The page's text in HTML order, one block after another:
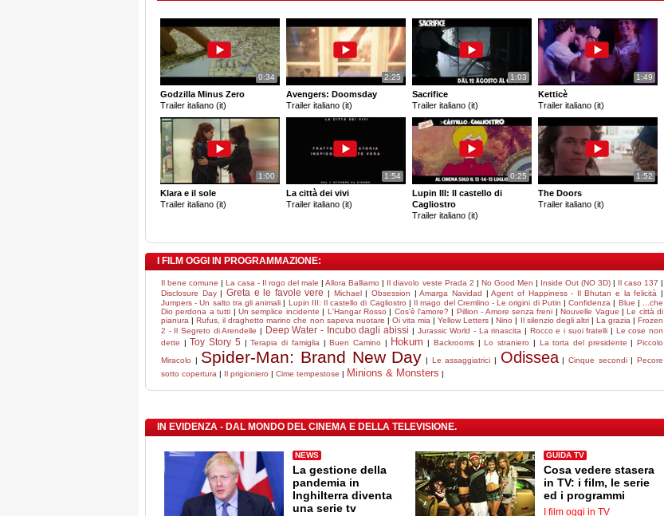
0:34
Godzilla Minus Zero
Trailer italiano (it)
2:25
Avengers: Doomsday
Trailer italiano (it)
1:03
Sacrifice
Trailer italiano (it)
1:49
Ketticè
Trailer italiano (it)
1:00
Klara e il sole
Trailer italiano (it)
1:54
La città dei vivi
Trailer italiano (it)
0:25
Lupin III: Il castello di
Cagliostro
Trailer italiano (it)
1:52
The Doors
Trailer italiano (it)
I FILM OGGI IN PROGRAMMAZIONE:
Il bene comune |La casa - Il rogo del male |Allora Balliamo | Il diavolo veste Prada 2 | No Good Men | Inside Out (NO 3D)| Il caso 137 |
Disclosure Day| Greta e le favole vere | Michael|Obsession |Amarga Navidad |Agent of Happiness - Il Bhutan e la felicità |
Jumpers - Un salto tra gli animali | Lupin III: Il castello di Cagliostro | Il mago del Cremlino - Le origini di Putin |Confidenza | Blue |
...che
Dio perdona a tutti | Un semplice incidente | L'Hangar Rosso | Cos'è l'amore? | Pillion - Amore senza freni |Nouvelle Vague |Le città di
pianura |Rufus, il draghetto marino che non sapeva nuotare | Oi vita mia |Yellow Letters |Nino | Il silenzio degli altri| La grazia |Frozen
2 - Il Segreto di Arendelle | Deep Water - Incubo dagli abissi | Jurassic World - La rinascita | Rocco e i suoi fratelli | Le cose non
dette | Toy Story 5 |Terapia di famiglia |Buen Camino | Hokum | Backrooms|Lo straniero | La torta del presidente |Piccolo
Miracolo | Spider-Man: Brand New Day | Le assaggiatrici | Odissea|Cinque secondi|Pecore
sotto copertura | Il prigioniero | Cime tempestose | Minions & Monsters |
IN EVIDENZA - DAL MONDO DEL CINEMA E DELLA TELEVISIONE.
NEWS
La gestione della
pandemia in
Inghilterra diventa
una serie tv
GUIDA TV
Cosa vedere stasera
in TV: i film, le serie
ed i programmi
I film oggi in TV